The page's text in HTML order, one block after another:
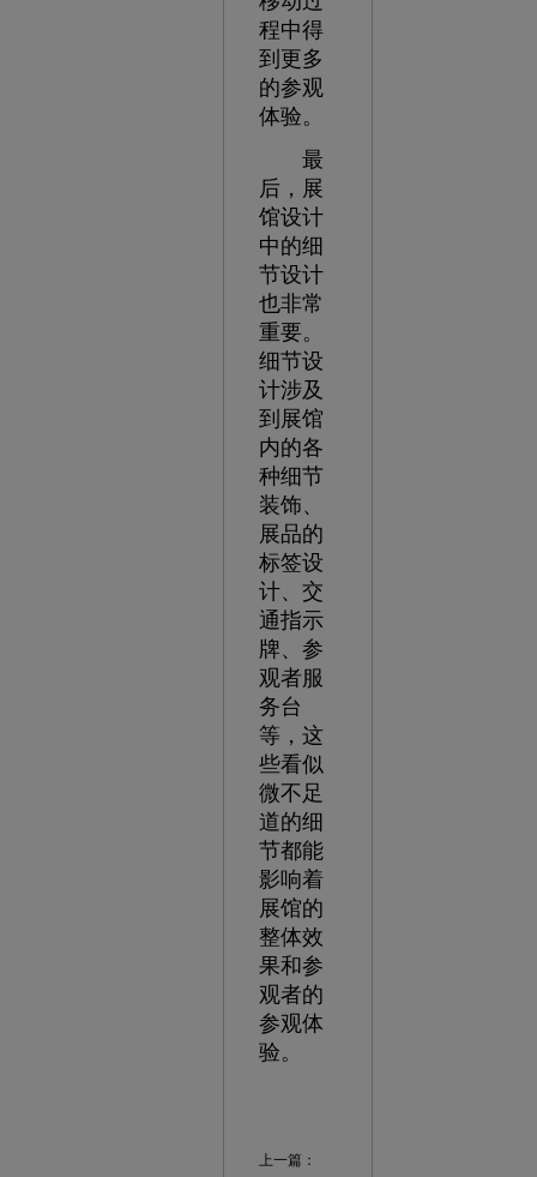
程中得
到更多
的参观
体验。
最
后，展
馆设计
中的细
节设计
也非常
重要。
细节设
计涉及
到展馆
内的各
种细节
装饰、
展品的
标签设
计、交
通指示
牌、参
观者服
务台
等，这
些看似
微不足
道的细
节都能
影响着
展馆的
整体效
果和参
观者的
参观体
验。
上一篇：